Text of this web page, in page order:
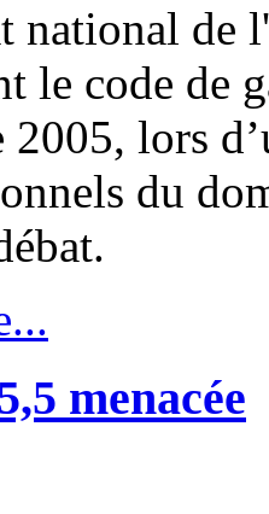
national de
le code de
2005, lors
du
menacée